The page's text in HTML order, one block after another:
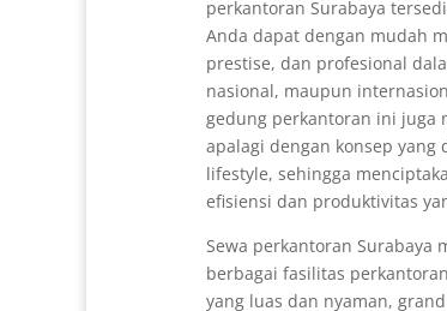
perkantoran Surabaya
Anda dapat dengan mudah
prestise, dan profesional
nasional, maupun
gedung perkantoran ini juga
apalagi dengan konsep
lifestyle, sehingga
efisiensi dan produktivitas
Sewa perkantoran Surabaya
berbagai fasilitas
yang luas dan nyaman,